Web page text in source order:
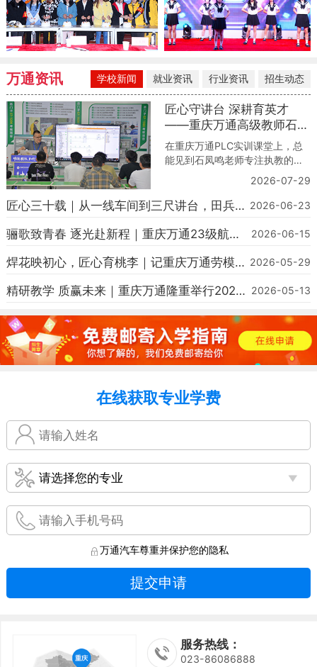
万通资讯 学校新闻 就业资讯 行业资讯 招生动态
匠心守讲台 深耕育英才
——重庆万通高级教师石凤
鸣的职教之路
在重庆万通PLC实训课堂上，总
能见到石凤鸣老师专注执教的身
影。他手持编程设备，细致指导
学生调试自动化设备、拆解工控
实操难题，以严谨专业的技术态
职教讲台，用心培育每一位智能
动化高级教师，石凤鸣凭借十余
业功底，成为学子技
2026-07-29
匠心三十载｜从一线车间到三尺讲台，田兵老
师以技育人筑梦前行
2026-06-23
骊歌致青春 逐光赴新程｜重庆万通23级航轨
毕业典礼圆满落幕
2026-06-15
焊花映初心，匠心育桃李｜记重庆万通劳模教
师吴应明
2026-05-29
精研教学 质赢未来｜重庆万通隆重举行2026
教学质量季启动仪式
2026-05-13
在线获取专业学费
万通汽车尊重并保护您的隐私
提交申请
服务热线：
023-86086888